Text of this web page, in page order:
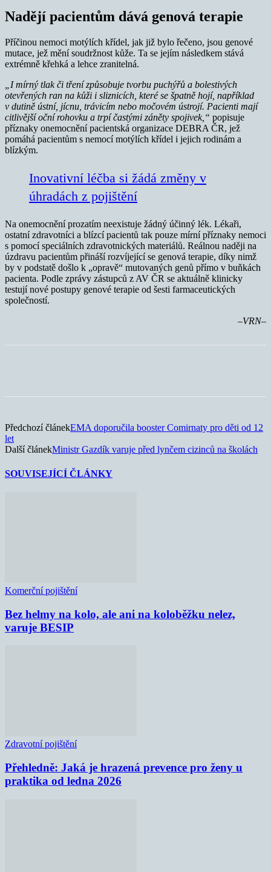
Nadějí pacientům dává genová terapie
Příčinou nemoci motýlích křídel, jak již bylo řečeno, jsou genové
mutace, jež mění soudržnost kůže. Ta se jejím následkem stává
extrémně křehká a lehce zranitelná.
„I mírný tlak či tření způsobuje tvorbu puchýřů a bolestivých
otevřených ran na kůži i sliznicích, které se špatně hojí, například
v dutině ústní, jícnu, trávicím nebo močovém ústrojí. Pacienti mají
citlivější oční rohovku a trpí častými záněty spojivek,“ popisuje
příznaky onemocnění pacientská organizace DEBRA ČR, jež
pomáhá pacientům s nemocí motýlích křídel i jejich rodinám a
blízkým.
Inovativní léčba si žádá změny v
úhradách z pojištění
Na onemocnění prozatím neexistuje žádný účinný lék. Lékaři,
ostatní zdravotníci a blízcí pacientů tak pouze mírní příznaky nemoci
s pomocí speciálních zdravotnických materiálů. Reálnou naději na
úzdravu pacientům přináší rozvíjející se genová terapie, díky nimž
by v podstatě došlo k „opravě“ mutovaných genů přímo v buňkách
pacienta. Podle zprávy zástupců z AV ČR se aktuálně klinicky
testují nové postupy genové terapie od šesti farmaceutických
společností.
–VRN–
Předchozí článekEMA doporučila booster Comirnaty pro děti od 12
let
Další článekMinistr Gazdík varuje před lynčem cizinců na školách
SOUVISEJÍCÍ ČLÁNKY
Komerční pojištění
Bez helmy na kolo, ale ani na koloběžku nelez,
varuje BESIP
Zdravotní pojištění
Přehledně: Jaká je hrazená prevence pro ženy u
praktika od ledna 2026